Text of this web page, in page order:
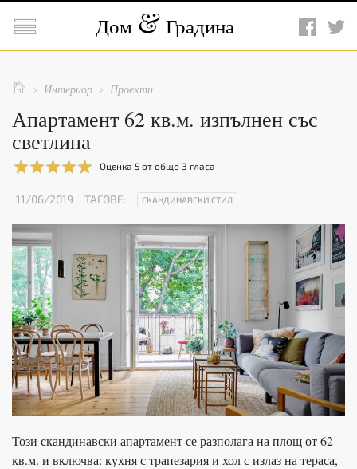
 Дом Градина
  Интериор  Проекти
Апартамент 62 кв.м. изпълнен със
светлина
Оценка 5 от общо 3 гласа
11/06/2019 ТАГОВЕ: СКАНДИНАВСКИ СТИЛ
Този скандинавски апартамент се разполага на площ от 62
кв.м. и включва: кухня с трапезария и хол с излаз на тераса,